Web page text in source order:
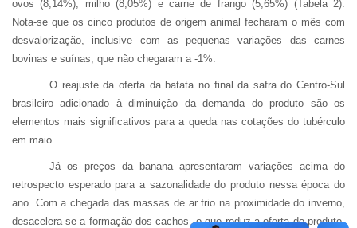
ovos (8,14%), milho (8,05%) e carne de frango (5,65%) (Tabela 2).
Nota-se que os cinco produtos de origem animal fecharam o mês com
desvalorização, inclusive com as pequenas variações das carnes
bovinas e suínas, que não chegaram a -1%.
O reajuste da oferta da batata no final da safra do Centro-Sul
brasileiro adicionado à diminuição da demanda do produto são os
elementos mais significativos para a queda nas cotações do tubérculo
em maio.
Já os preços da banana apresentaram variações acima do
retrospecto esperado para a sazonalidade do produto nessa época do
ano. Com a chegada das massas de ar frio na proximidade do inverno,
desacelera-se a formação dos cachos, o que reduz a oferta do produto.